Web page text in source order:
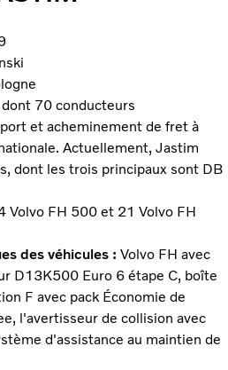
70 conducteurs
et acheminement de fret à
Actuellement, Jastim
dont les trois principaux sont DB
Volvo FH 500 et 21 Volvo FH
des véhicules : Volvo FH avec
D13K500 Euro 6 étape C, boîte
F avec pack Économie de
l'avertisseur de collision avec
d'assistance au maintien de